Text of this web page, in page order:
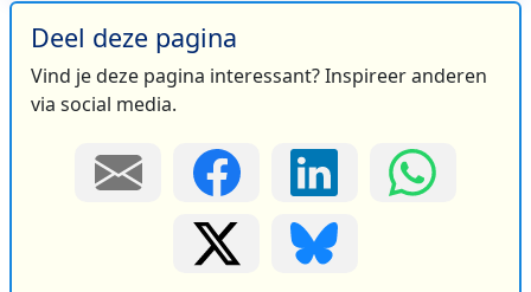
Deel deze pagina
Vind je deze pagina interessant? Inspireer anderen
via social media.